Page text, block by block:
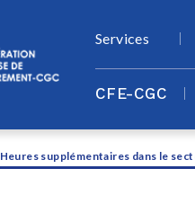
CFE-CGC
Services
Heures supplémentaires dans le